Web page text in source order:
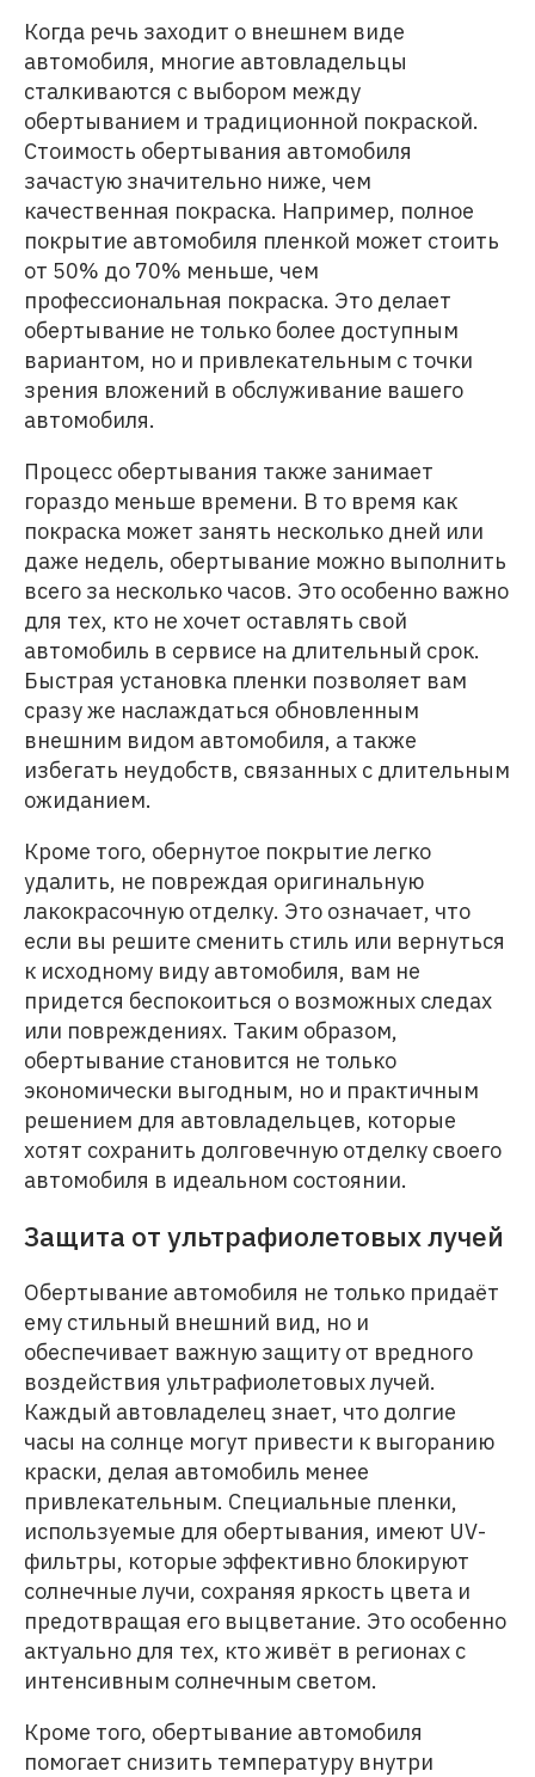
Когда речь заходит о внешнем виде
автомобиля, многие автовладельцы
сталкиваются с выбором между
обертыванием и традиционной покраской.
Стоимость обертывания автомобиля
зачастую значительно ниже, чем
качественная покраска. Например, полное
покрытие автомобиля пленкой может стоить
от 50% до 70% меньше, чем
профессиональная покраска. Это делает
обертывание не только более доступным
вариантом, но и привлекательным с точки
зрения вложений в обслуживание вашего
автомобиля.
Процесс обертывания также занимает
гораздо меньше времени. В то время как
покраска может занять несколько дней или
даже недель, обертывание можно выполнить
всего за несколько часов. Это особенно важно
для тех, кто не хочет оставлять свой
автомобиль в сервисе на длительный срок.
Быстрая установка пленки позволяет вам
сразу же наслаждаться обновленным
внешним видом автомобиля, а также
избегать неудобств, связанных с длительным
ожиданием.
Кроме того, обернутое покрытие легко
удалить, не повреждая оригинальную
лакокрасочную отделку. Это означает, что
если вы решите сменить стиль или вернуться
к исходному виду автомобиля, вам не
придется беспокоиться о возможных следах
или повреждениях. Таким образом,
обертывание становится не только
экономически выгодным, но и практичным
решением для автовладельцев, которые
хотят сохранить долговечную отделку своего
автомобиля в идеальном состоянии.
Защита от ультрафиолетовых лучей
Обертывание автомобиля не только придаёт
ему стильный внешний вид, но и
обеспечивает важную защиту от вредного
воздействия ультрафиолетовых лучей.
Каждый автовладелец знает, что долгие
часы на солнце могут привести к выгоранию
краски, делая автомобиль менее
привлекательным. Специальные пленки,
используемые для обертывания, имеют UV-
фильтры, которые эффективно блокируют
солнечные лучи, сохраняя яркость цвета и
предотвращая его выцветание. Это особенно
актуально для тех, кто живёт в регионах с
интенсивным солнечным светом.
Кроме того, обертывание автомобиля
помогает снизить температуру внутри